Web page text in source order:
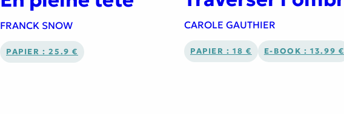
FRANCK SNOW
PAPIER : 25.9 €
CAROLE GAUTHIER
PAPIER : 18 € E-BOOK : 13.99 €